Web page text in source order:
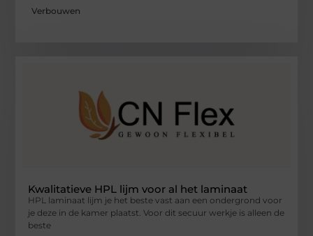
Verbouwen
Kwalitatieve HPL lijm voor al het laminaat
HPL laminaat lijm je het beste vast aan een ondergrond voor
je deze in de kamer plaatst. Voor dit secuur werkje is alleen de
beste